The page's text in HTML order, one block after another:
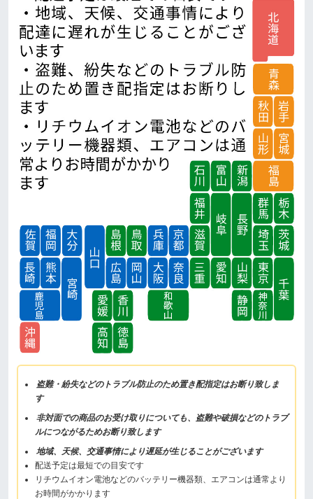
盗難・紛失などのトラブル防止のため置き配指定はお断り致しま
す
非対面での商品のお受け取りについても、盗難や破損などのトラブ
ルにつながるためお断り致します
地域、天候、交通事情により遅延が生じることがございます
配送予定は最短での目安です
リチウムイオン電池などのバッテリー機器類、エアコンは通常より
お時間がかかります